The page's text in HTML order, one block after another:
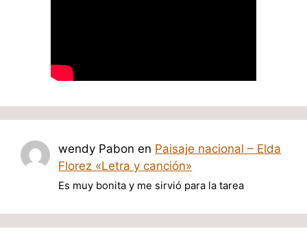
wendy Pabon en Paisaje nacional – Elda
Florez «Letra y canción»
Es muy bonita y me sirvió para la tarea